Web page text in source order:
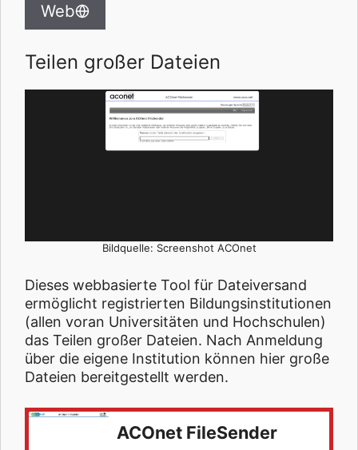
Web
Teilen großer Dateien
Bildquelle: Screenshot ACOnet
Dieses webbasierte Tool für Dateiversand
ermöglicht registrierten Bildungsinstitutionen
(allen voran Universitäten und Hochschulen)
das Teilen großer Dateien. Nach Anmeldung
über die eigene Institution können hier große
Dateien bereitgestellt werden.
ACOnet FileSender